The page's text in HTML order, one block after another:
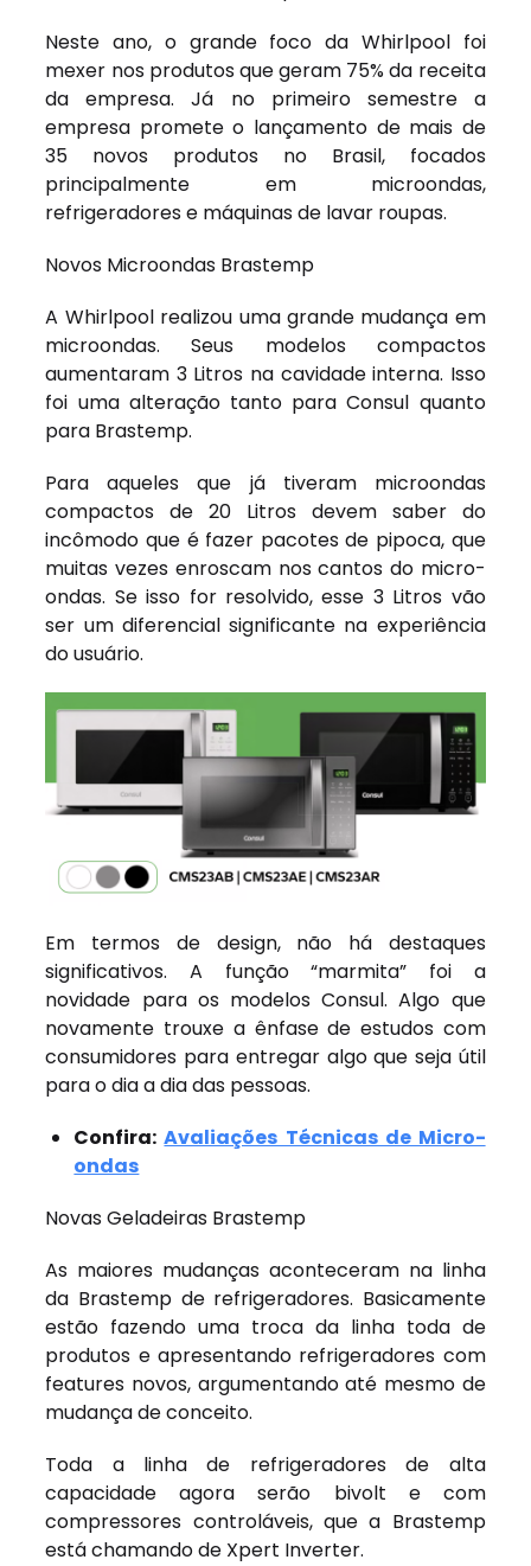
Neste ano, o grande foco da Whirlpool foi
mexer nos produtos que geram 75% da receita
da empresa. Já no primeiro semestre a
empresa promete o lançamento de mais de
35 novos produtos no Brasil, focados
principalmente em microondas,
refrigeradores e máquinas de lavar roupas.
Novos Microondas Brastemp
A Whirlpool realizou uma grande mudança em
microondas. Seus modelos compactos
aumentaram 3 Litros na cavidade interna. Isso
foi uma alteração tanto para Consul quanto
para Brastemp.
Para aqueles que já tiveram microondas
compactos de 20 Litros devem saber do
incômodo que é fazer pacotes de pipoca, que
muitas vezes enroscam nos cantos do micro-
ondas. Se isso for resolvido, esse 3 Litros vão
ser um diferencial significante na experiência
do usuário.
Em termos de design, não há destaques
significativos. A função “marmita” foi a
novidade para os modelos Consul. Algo que
novamente trouxe a ênfase de estudos com
consumidores para entregar algo que seja útil
para o dia a dia das pessoas.
Confira:Avaliações Técnicas de Micro-
ondas
Novas Geladeiras Brastemp
As maiores mudanças aconteceram na linha
da Brastemp de refrigeradores. Basicamente
estão fazendo uma troca da linha toda de
produtos e apresentando refrigeradores com
features novos, argumentando até mesmo de
mudança de conceito.
Toda a linha de refrigeradores de alta
capacidade agora serão bivolt e com
compressores controláveis, que a Brastemp
está chamando de Xpert Inverter.